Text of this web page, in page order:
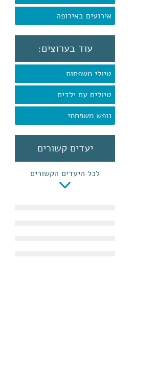
אירועים באירופה
עוד בערוצים:
טיולי משפחות
טיולים עם ילדים
נופש משפחתי
יעדים קשורים
לכל היעדים הקשורים